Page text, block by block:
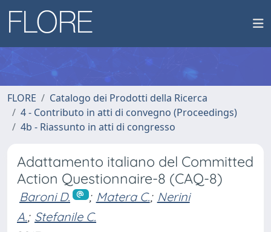
FLORE
Catalogo dei Prodotti della Ricerca
4 - Contributo in atti di convegno (Proceedings)
4b - Riassunto in atti di congresso
Adattamento italiano del Committed
Action Questionnaire-8 (CAQ-8)
Baroni D. ; Matera C.; Nerini
A.; Stefanile C.